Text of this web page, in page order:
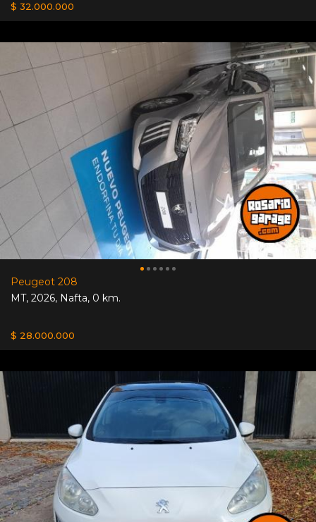
$ 32.000.000
Peugeot 208
MT, 2026, Nafta, 0 km.
$ 28.000.000